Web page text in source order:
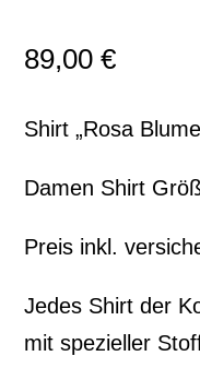
89,00€
Shirt „Rosa
Damen Shirt
Preis inkl.
Jedes Shirt der
mit spezieller